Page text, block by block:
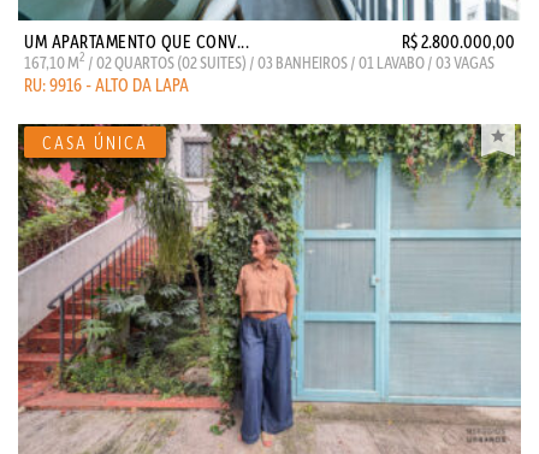
UM APARTAMENTO QUE CONV... R$ 2.800.000,00
167,10 M2 / 02 QUARTOS (02 SUITES) / 03 BANHEIROS / 01 LAVABO / 03 VAGAS
RU: 9916 - ALTO DA LAPA